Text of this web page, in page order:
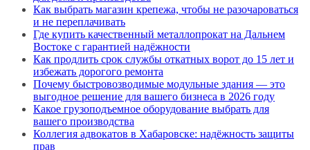
Как выбрать магазин крепежа, чтобы не разочароваться
и не переплачивать
Где купить качественный металлопрокат на Дальнем
Востоке с гарантией надёжности
Как продлить срок службы откатных ворот до 15 лет и
избежать дорогого ремонта
Почему быстровозводимые модульные здания — это
выгодное решение для вашего бизнеса в 2026 году
Какое грузоподъемное оборудование выбрать для
вашего производства
Коллегия адвокатов в Хабаровске: надёжность защиты
прав